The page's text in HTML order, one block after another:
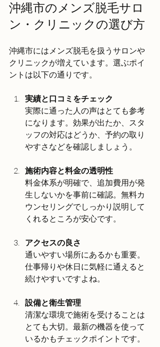
沖縄市のメンズ脱毛サロ
ン・クリニックの選び方
沖縄市にはメンズ脱毛を扱うサロンや
クリニックが増えています。選ぶポイ
ントは以下の通りです。
実績と口コミをチェック
実際に通った人の声はとても参考
になります。効果が出たか、スタ
ッフの対応はどうか、予約の取り
やすさなどを確認しましょう。
施術内容と料金の透明性
料金体系が明確で、追加費用が発
生しないかを事前に確認。無料カ
ウンセリングでしっかり説明して
くれるところが安心です。
アクセスの良さ
通いやすい場所にあるかも重要。
仕事帰りや休日に気軽に通えると
続けやすいですよね。
設備と衛生管理
清潔な環境で施術を受けることは
とても大切。最新の機器を使って
いるかもチェックポイントです。